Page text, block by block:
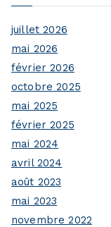
juillet 2026
mai 2026
février 2026
octobre 2025
mai 2025
février 2025
mai 2024
avril 2024
août 2023
mai 2023
novembre 2022